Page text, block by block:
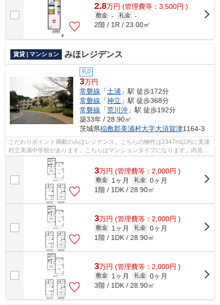
2.8万円 (管理費等：3,500円 )
敷金 - 礼金 -
2階 / 1R / 23.00㎡
賃貸 | マンション みほレジデンス
礼0
3万円
常磐線 「土浦 」駅 徒歩172分
常磐線 「神立 」駅 徒歩368分
常磐線 「荒川沖 」駅 徒歩192分
築33年 / 28.90㎡
茨城県稲敷郡美浦村大字大須賀津1164-3
こだわりポイント満載のみほレジデンス。こちらの物件は2347m以内に美浦
村立美浦中学校があります。こちらはマンションタイプになります。内見の
ご連絡はryuugasaki@apa-to.co.jpから...
3万円 (管理費等：2,000円 )
敷金 1ヶ月 礼金 0ヶ月
1階 / 1DK / 28.90㎡
3万円 (管理費等：2,000円 )
敷金 1ヶ月 礼金 0ヶ月
1階 / 1DK / 28.90㎡
3万円 (管理費等：2,000円 )
敷金 1ヶ月 礼金 0ヶ月
3階 / 1DK / 28.90㎡